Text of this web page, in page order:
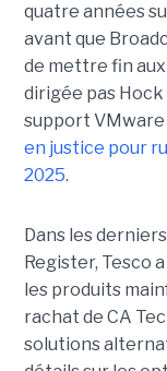
quatre années
avant que
de mettre fin
dirigée pas
support VMware
en justice pour
2025.
Dans les
Register, Tesco
les produits
rachat de CA
solutions